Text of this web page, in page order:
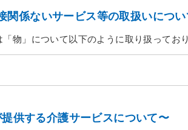
関係ないサービス等の取扱いにつ
物」について以下のように取り扱っており
供する介護サービスについて〜